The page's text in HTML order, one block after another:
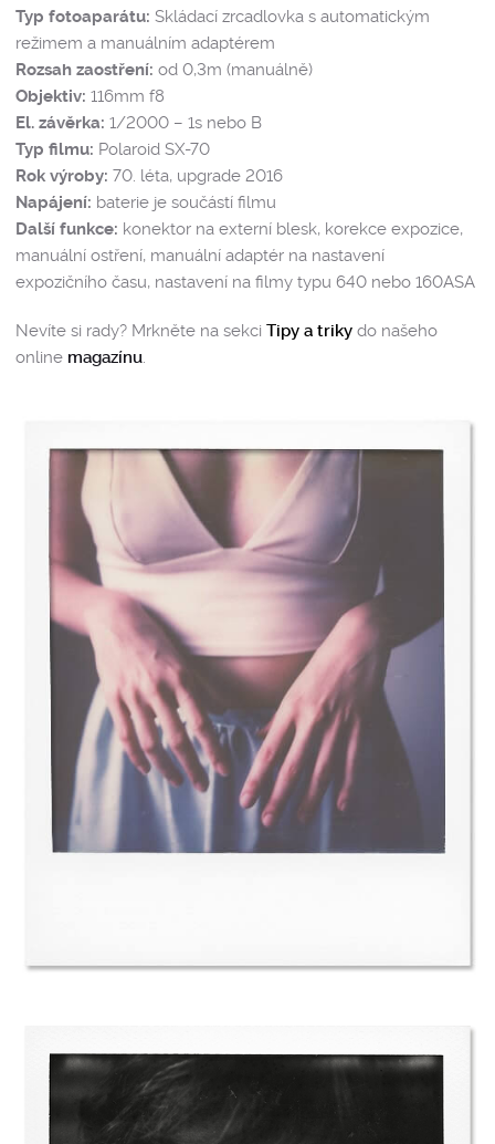
Typ fotoaparátu:Skládací zrcadlovka s automatickým
režimem a manuálním adaptérem
Rozsah zaostření: od 0,3m (manuálně)
Objektiv: 116mm f8
El. závěrka: 1/2000 – 1s nebo B
Typ filmu: Polaroid SX-70
Rok výroby:70. léta, upgrade 2016
Napájení: baterie je součástí filmu
Další funkce: konektor na externí blesk, korekce expozice,
manuální ostření, manuální adaptér na nastavení
expozičního času, nastavení na filmy typu 640 nebo 160ASA
Nevíte si rady? Mrkněte na sekciTipy a triky do našeho
online magazínu.